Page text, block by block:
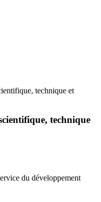
technique et
technique
du développement